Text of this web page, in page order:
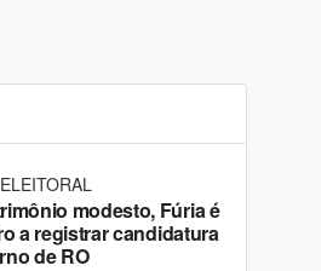
modesto, Fúria é
a registrar candidatura
de RO